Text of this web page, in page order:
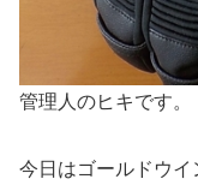
管理人のヒキです。
今日はゴールドウ